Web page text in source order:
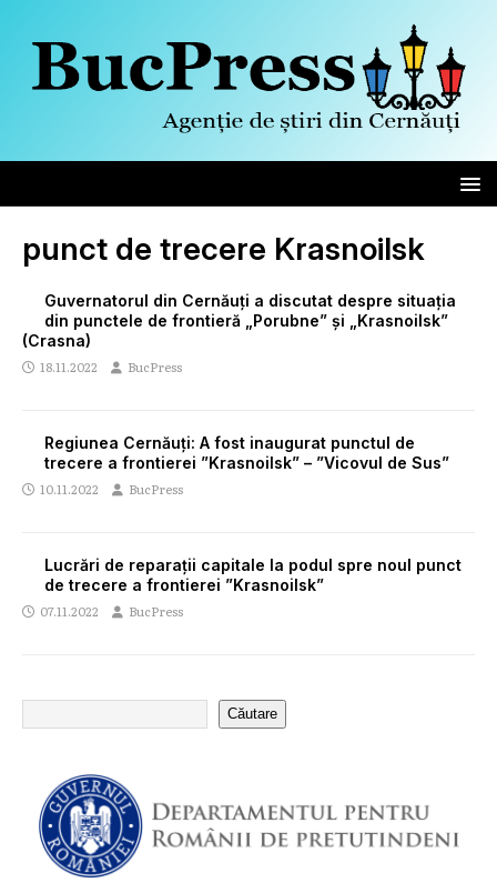
punct de trecere Krasnoilsk
Guvernatorul din Cernăuți a discutat despre situația
din punctele de frontieră „Porubne” și „Krasnoilsk”
(Crasna)
18.11.2022 BucPress
Regiunea Cernăuți: A fost inaugurat punctul de
trecere a frontierei ”Krasnoilsk” – ”Vicovul de Sus”
10.11.2022 BucPress
Lucrări de reparații capitale la podul spre noul punct
de trecere a frontierei ”Krasnoilsk”
07.11.2022 BucPress
Căutare